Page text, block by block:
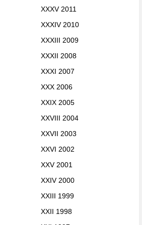
XXXV 2011
XXXIV 2010
XXXIII 2009
XXXII 2008
XXXI 2007
XXX 2006
XXIX 2005
XXVIII 2004
XXVII 2003
XXVI 2002
XXV 2001
XXIV 2000
XXIII 1999
XXII 1998